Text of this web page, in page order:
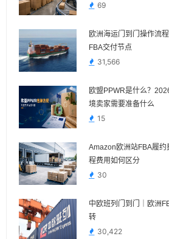
69
欧洲海运门到门操作流
FBA交付节点
31,566
欧盟PPWR是什么？
境卖家需要准备什么
15
Amazon欧洲站FBA履
程费用如何区分
30
中欧班列门到门｜欧洲
转
30,422